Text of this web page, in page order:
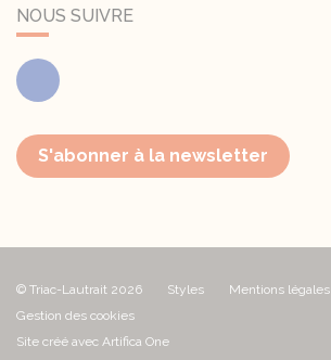
NOUS SUIVRE
Facebook
S'abonner à la newsletter
© Triac-Lautrait 2026 Styles Mentions légales
Gestion des cookies
Site créé avec Artifica One